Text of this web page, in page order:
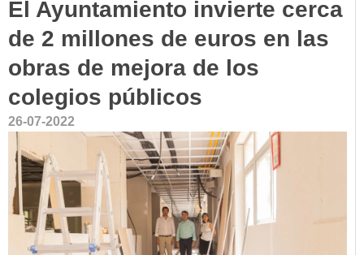
El Ayuntamiento invierte cerca
de 2 millones de euros en las
obras de mejora de los
colegios públicos
26-07-2022